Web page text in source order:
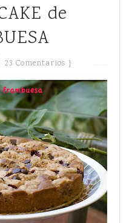
23 Comentarios }